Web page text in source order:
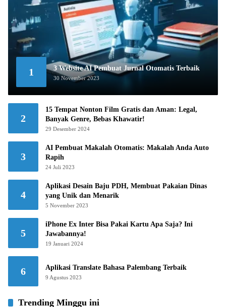
1 3 Website AI Pembuat Jurnal Otomatis Terbaik
30 November 2023
2
15 Tempat Nonton Film Gratis dan Aman: Legal,
Banyak Genre, Bebas Khawatir!
29 Desember 2024
3
AI Pembuat Makalah Otomatis: Makalah Anda Auto
Rapih
24 Juli 2023
4
Aplikasi Desain Baju PDH, Membuat Pakaian Dinas
yang Unik dan Menarik
5 November 2023
5
iPhone Ex Inter Bisa Pakai Kartu Apa Saja? Ini
Jawabannya!
19 Januari 2024
6 Aplikasi Translate Bahasa Palembang Terbaik
9 Agustus 2023
Trending Minggu ini